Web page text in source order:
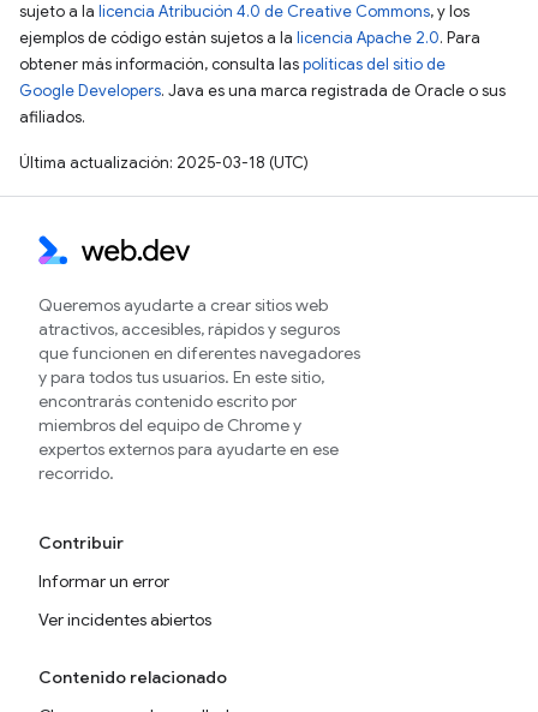
sujeto a la licencia Atribución 4.0 de Creative Commons, y los
ejemplos de código están sujetos a la licencia Apache 2.0. Para
obtener más información, consulta laspolíticas del sitio de
Google Developers. Java es una marca registrada de Oracle o sus
afiliados.
Última actualización: 2025-03-18 (UTC)
Queremos ayudarte a crear sitios web
atractivos, accesibles, rápidos y seguros
que funcionen en diferentes navegadores
y para todos tus usuarios. En este sitio,
encontrarás contenido escrito por
miembros del equipo de Chrome y
expertos externos para ayudarte en ese
recorrido.
Contribuir
Informar un error
Ver incidentes abiertos
Contenido relacionado